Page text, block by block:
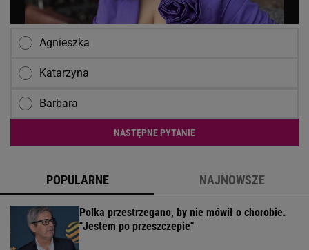
Agnieszka
Katarzyna
Barbara
NASTĘPNE PYTANIE
POPULARNE NAJNOWSZE
Polka przestrzegano, by nie mówił o chorobie.
"Jestem po przeszczepie"